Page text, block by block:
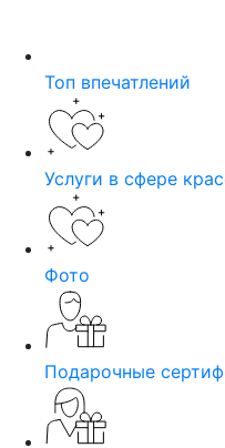
Топ впечатлений
Услуги в сфере
Фото
Подарочные